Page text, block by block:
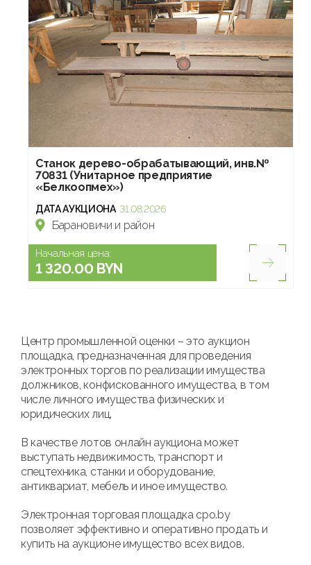
Станок дерево-обрабатывающий, инв.№
70831 (Унитарное предприятие
«Белкоопмех»)
ДАТА АУКЦИОНА 31.08.2026
Барановичи и район
Начальная цена:
1 320.00 BYN
Центр промышленной оценки – это аукцион
площадка, предназначенная для проведения
электронных торгов по реализации имущества
должников, конфискованного имущества, в том
числе личного имущества физических и
юридических лиц.
В качестве лотов онлайн аукциона может
выступать недвижимость, транспорт и
спецтехника, станки и оборудование,
антиквариат, мебель и иное имущество.
Электронная торговая площадка cpo.by
позволяет эффективно и оперативно продать и
купить на аукционе имущество всех видов.